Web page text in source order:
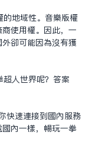
的地域性。音乐版权
使用权。因此，一
却可能因为没有获
人世界呢？答案
快速连接到国内服务
内一样，畅玩一拳